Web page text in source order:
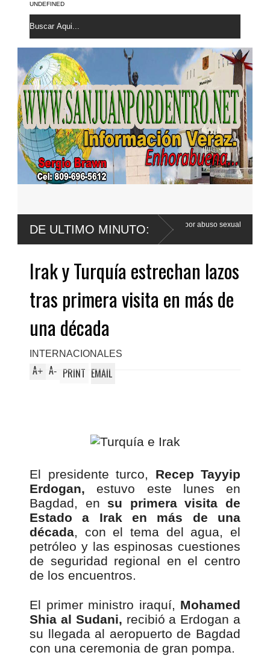
UNDEFINED
DE ULTIMO MINUTO:
Franco apela sentencia por abuso sexual
Poder Ejecutivo
Irak y Turquía estrechan lazos
tras primera visita en más de
una década
INTERNACIONALES
A+ A- PRINT EMAIL
El presidente turco, Recep Tayyip
Erdogan, estuvo este lunes en
Bagdad, en su primera visita de
Estado a Irak en más de una
década, con el tema del agua, el
petróleo y las espinosas cuestiones
de seguridad regional en el centro
de los encuentros.
El primer ministro iraquí, Mohamed
Shia al Sudani, recibió a Erdogan a
su llegada al aeropuerto de Bagdad
con una ceremonia de gran pompa.